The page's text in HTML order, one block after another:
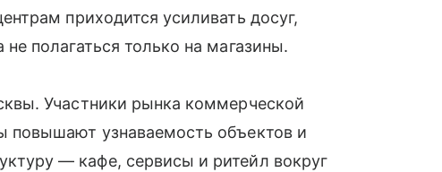
приходится усиливать досуг,
полагаться только на магазины.
Участники рынка коммерческой
повышают узнаваемость объектов и
— кафе, сервисы и ритейл вокруг